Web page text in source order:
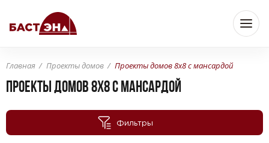
Главная Проекты домов Проекты домов 8x8 с мансардой
ПРОЕКТЫ ДОМОВ 8X8 С МАНСАРДОЙ
Фильтры
Бюджет